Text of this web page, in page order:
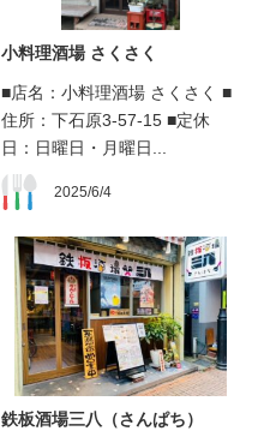
小料理酒場 さくさく
■店名：小料理酒場 さくさく ■
住所：下石原3-57-15 ■定休
日：日曜日・月曜日...
2025/6/4
鉄板酒場三八（さんぱち）